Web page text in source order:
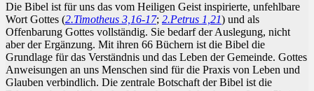
Die Bibel ist für uns das vom Heiligen Geist inspirierte, unfehlbare
Wort Gottes (2.Timotheus 3,16-17; 2.Petrus 1,21) und als
Offenbarung Gottes vollständig. Sie bedarf der Auslegung, nicht
aber der Ergänzung. Mit ihren 66 Büchern ist die Bibel die
Grundlage für das Verständnis und das Leben der Gemeinde. Gottes
Anweisungen an uns Menschen sind für die Praxis von Leben und
Glauben verbindlich. Die zentrale Botschaft der Bibel ist die